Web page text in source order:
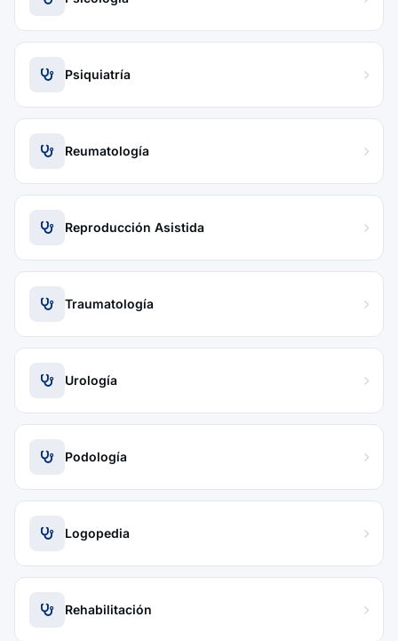
Psiquiatría
Reumatología
Reproducción Asistida
Traumatología
Urología
Podología
Logopedia
Rehabilitación